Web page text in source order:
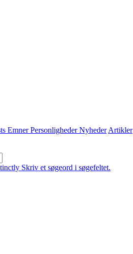
Emner Personligheder Nyheder Artikler
Skriv et søgeord i søgefeltet.